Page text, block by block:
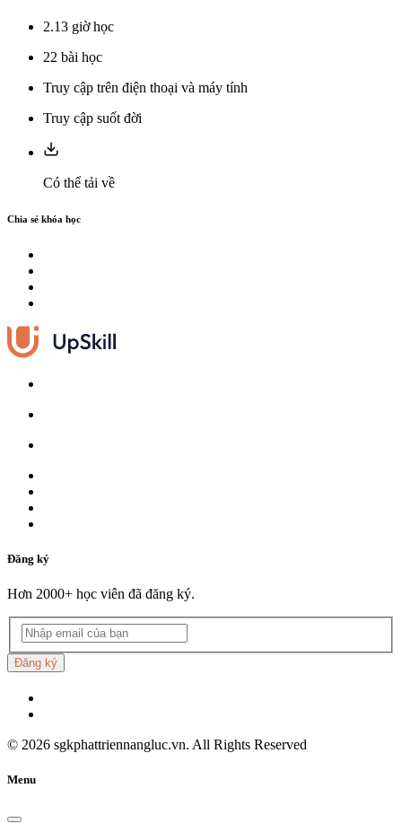
2.13 giờ học
22 bài học
Truy cập trên điện thoại và máy tính
Truy cập suốt đời
Có thể tải về
Chia sẻ khóa học
Đăng ký
Hơn 2000+ học viên đã đăng ký.
Đăng ký
© 2026 sgkphattriennangluc.vn. All Rights Reserved
Menu